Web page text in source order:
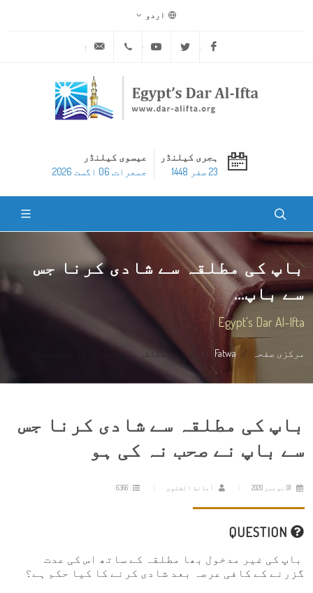
اردو
Facebook
Twitter
Youtube
ہجری کیلنڈر
23 صفر 1448
عیسوی کیلنڈر
جمعرات, 06 اگست 2026
باپ کی مطلقہ سے شادی کرنا جس
سے باپ...
Egypt's Dar Al-Ifta
مرکزی صفحہ Fatwa باپ کی مطلقہ سے شادی کرنا جس سے باپ...
باپ کی مطلقہ سے شادی کرنا جس
سے باپ نے صحب نہ کی ہو
أمانة الفتوى 6366
باپ کی غیر مدخول بھا مطلقہ کے ساتھ اس کی عدت
گزرنے کے کافی عرصہ بعد شادی کرنے کا کیا حکم ہے؟